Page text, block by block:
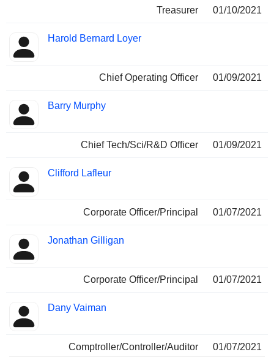
Treasurer 01/10/2021
Harold Bernard Loyer
Chief Operating Officer 01/09/2021
Barry Murphy
Chief Tech/Sci/R&D Officer 01/09/2021
Clifford Lafleur
Corporate Officer/Principal 01/07/2021
Jonathan Gilligan
Corporate Officer/Principal 01/07/2021
Dany Vaiman
Comptroller/Controller/Auditor
01/07/2021